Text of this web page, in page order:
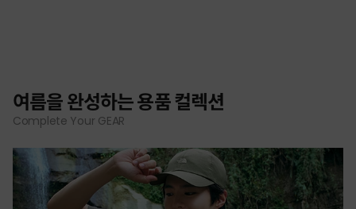
여름을 완성하는 용품 컬렉션
Complete Your GEAR